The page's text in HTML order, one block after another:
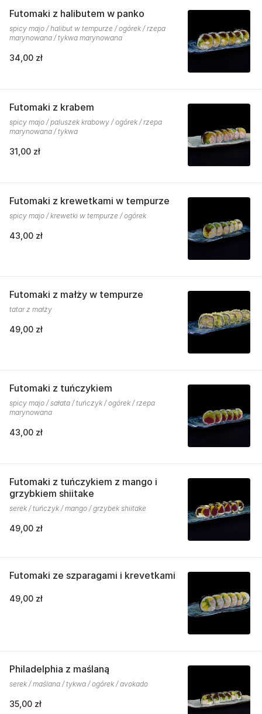
Futomaki z halibutem w panko
spicy majo / halibut w tempurze / ogórek / rzepa
marynowana / tykwa marynowana
34,00 zł
Futomaki z krabem
spicy majo / paluszek krabowy / ogórek / rzepa
marynowana / tykwa
31,00 zł
Futomaki z krewetkami w tempurze
spicy majo / krewetki w tempurze / ogórek
43,00 zł
Futomaki z małży w tempurze
tatar z małży
49,00 zł
Futomaki z tuńczykiem
spicy majo / sałata / tuńczyk / ogórek / rzepa
marynowana
43,00 zł
Futomaki z tuńczykiem z mango i
grzybkiem shiitake
serek / tuńczyk / mango / grzybek shiitake
49,00 zł
Futomaki ze szparagami i krevetkami
49,00 zł
Philadelphia z maślaną
serek / maślana / tykwa / ogórek / avokado
35,00 zł